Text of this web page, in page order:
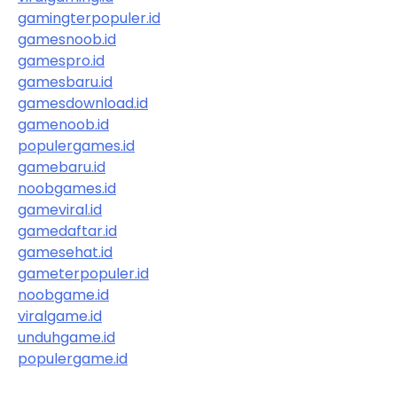
gamingterpopuler.id
gamesnoob.id
gamespro.id
gamesbaru.id
gamesdownload.id
gamenoob.id
populergames.id
gamebaru.id
noobgames.id
gameviral.id
gamedaftar.id
gamesehat.id
gameterpopuler.id
noobgame.id
viralgame.id
unduhgame.id
populergame.id